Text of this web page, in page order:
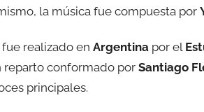
la música fue compuesta por
realizado en Argentina por el
reparto conformado por Santiago
principales.